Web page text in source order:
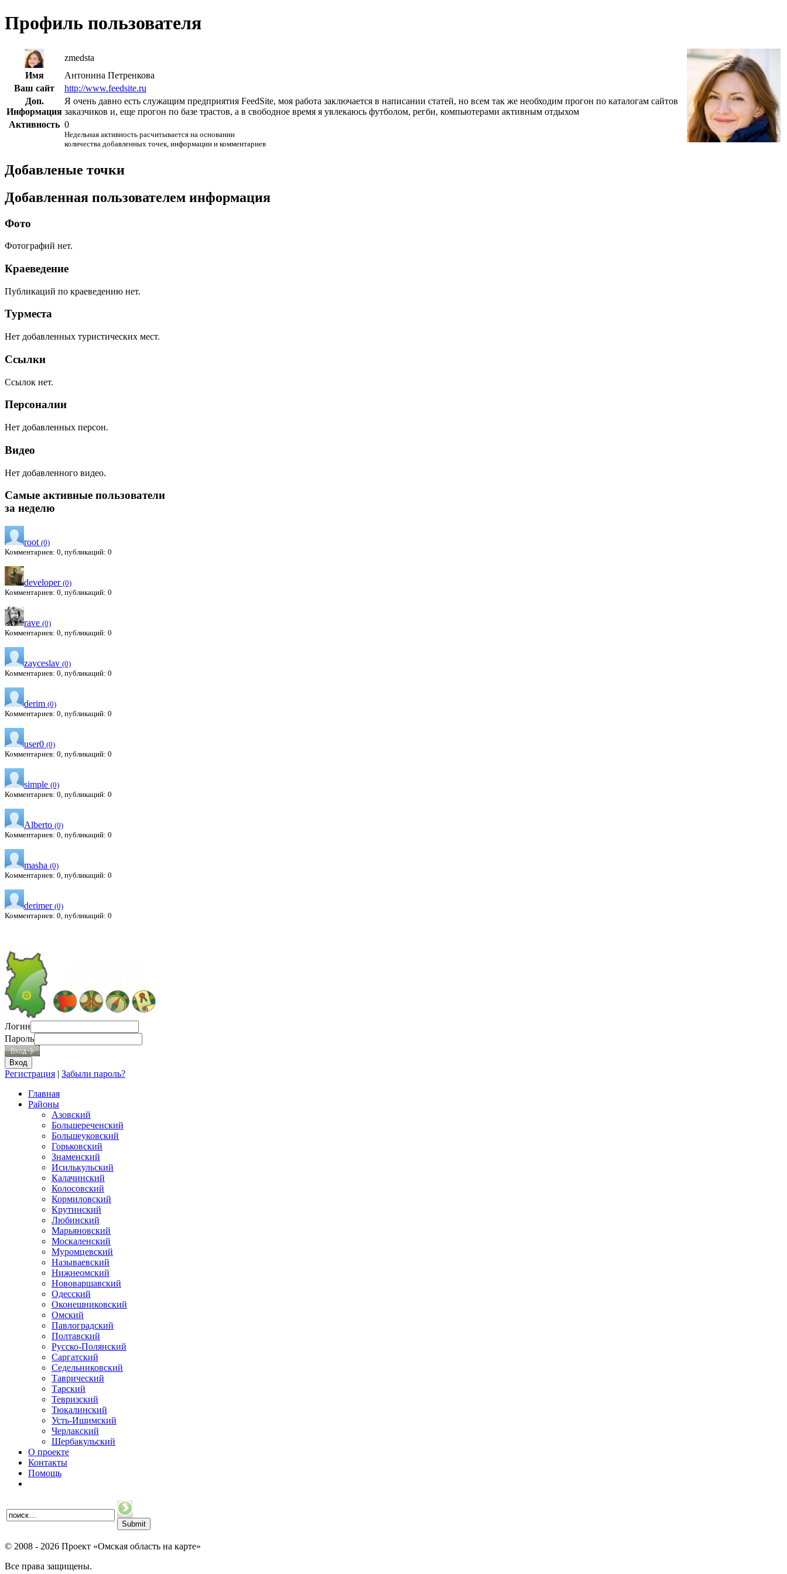
Профиль пользователя
zmedsta
Имя
Антонина Петренкова
Ваш сайт
http://www.feedsite.ru
Доп.
Информация
Я очень давно есть служащим предприятия FeedSite, моя работа заключается в написании статей, но всем так же необходим прогон по каталогам сайтов
заказчиков и, еще прогон по базе трастов, а в свободное время я увлекаюсь футболом, регби, компьютерами активным отдыхом
Активность 0
Недельная активность расчитывается на основании
количества добавленных точек, информации и комментариев
Добавленые точки
Добавленная пользователем информация
Фото
Фотографий нет.
Краеведение
Публикаций по краеведению нет.
Турместа
Нет добавленных туристических мест.
Ссылки
Ссылок нет.
Персоналии
Нет добавленных персон.
Видео
Нет добавленного видео.
Самые активные пользователи
за неделю
root (0)
Комментариев: 0, публикаций: 0
developer (0)
Комментариев: 0, публикаций: 0
rave (0)
Комментариев: 0, публикаций: 0
zayceslav (0)
Комментариев: 0, публикаций: 0
derim (0)
Комментариев: 0, публикаций: 0
user0 (0)
Комментариев: 0, публикаций: 0
simple (0)
Комментариев: 0, публикаций: 0
Alberto (0)
Комментариев: 0, публикаций: 0
masha (0)
Комментариев: 0, публикаций: 0
derimer (0)
Комментариев: 0, публикаций: 0
Логин
Пароль
Регистрация | Забыли пароль?
Главная
Районы
Азовский
Большереченский
Большеуковский
Горьковский
Знаменский
Исилькульский
Калачинский
Колосовский
Кормиловский
Крутинский
Любинский
Марьяновский
Москаленский
Муромцевский
Называевский
Нижнеомский
Нововаршавский
Одесский
Оконешниковский
Омский
Павлоградский
Полтавский
Русско-Полянский
Саргатский
Седельниковский
Таврический
Тарский
Тевризский
Тюкалинский
Усть-Ишимский
Черлакский
Шербакульский
О проекте
Контакты
Помощь
© 2008 - 2026 Проект «Омская область на карте»
Все права защищены.